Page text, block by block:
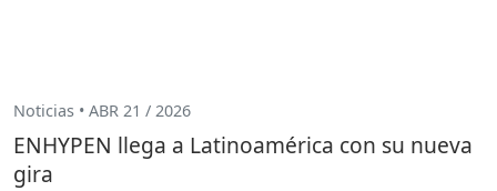
Noticias • ABR 21 / 2026
ENHYPEN llega a Latinoamérica con su nueva
gira